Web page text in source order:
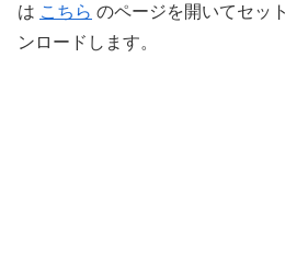
は こちら のページを開いてセッ
ンロードします。